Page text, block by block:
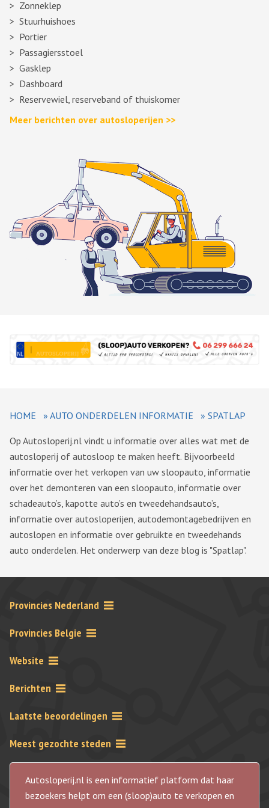
Zonneklep
Stuurhuishoes
Portier
Passagiersstoel
Gasklep
Dashboard
Reservewiel, reserveband of thuiskomer
Meer berichten over autosloperijen >>
HOME » AUTO ONDERDELEN INFORMATIE » SPATLAP
Op Autosloperij.nl vindt u informatie over alles wat met de
autosloperij of autosloop te maken heeft. Bijvoorbeeld
informatie over het verkopen van uw sloopauto, informatie
over het demonteren van een sloopauto, informatie over
schadeauto’s, kapotte auto’s en tweedehandsauto’s,
informatie over autosloperijen, autodemontagebedrijven en
autoslopen en informatie over gebruikte en tweedehands
auto onderdelen. Het onderwerp van deze blog is "Spatlap".
Provincies Nederland
Provincies Belgie
Website
Berichten
Laatste beoordelingen
Meest gezochte steden
Autosloperij.nl is een informatief platform dat haar
bezoekers helpt om een (sloop)auto te verkopen en